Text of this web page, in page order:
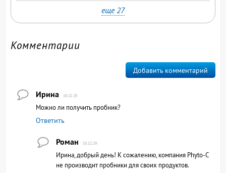
еще 27
Комментарии
Добавить комментарий
Ирина 10.12.19
Можно ли получить пробник?
Ответить
Роман 10.12.19
Ирина, добрый день! К сожалению, компания Phyto-C
не производит пробники для своих продуктов.